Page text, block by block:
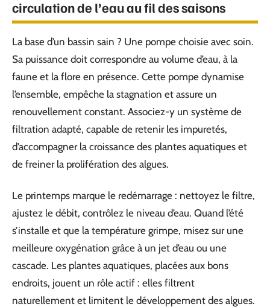
circulation de l’eau au fil des saisons
La base d’un bassin sain ? Une pompe choisie avec soin.
Sa puissance doit correspondre au volume d’eau, à la
faune et la flore en présence. Cette pompe dynamise
l’ensemble, empêche la stagnation et assure un
renouvellement constant. Associez-y un système de
filtration adapté, capable de retenir les impuretés,
d’accompagner la croissance des plantes aquatiques et
de freiner la prolifération des algues.
Le printemps marque le redémarrage : nettoyez le filtre,
ajustez le débit, contrôlez le niveau d’eau. Quand l’été
s’installe et que la température grimpe, misez sur une
meilleure oxygénation grâce à un jet d’eau ou une
cascade. Les plantes aquatiques, placées aux bons
endroits, jouent un rôle actif : elles filtrent
naturellement et limitent le développement des algues.